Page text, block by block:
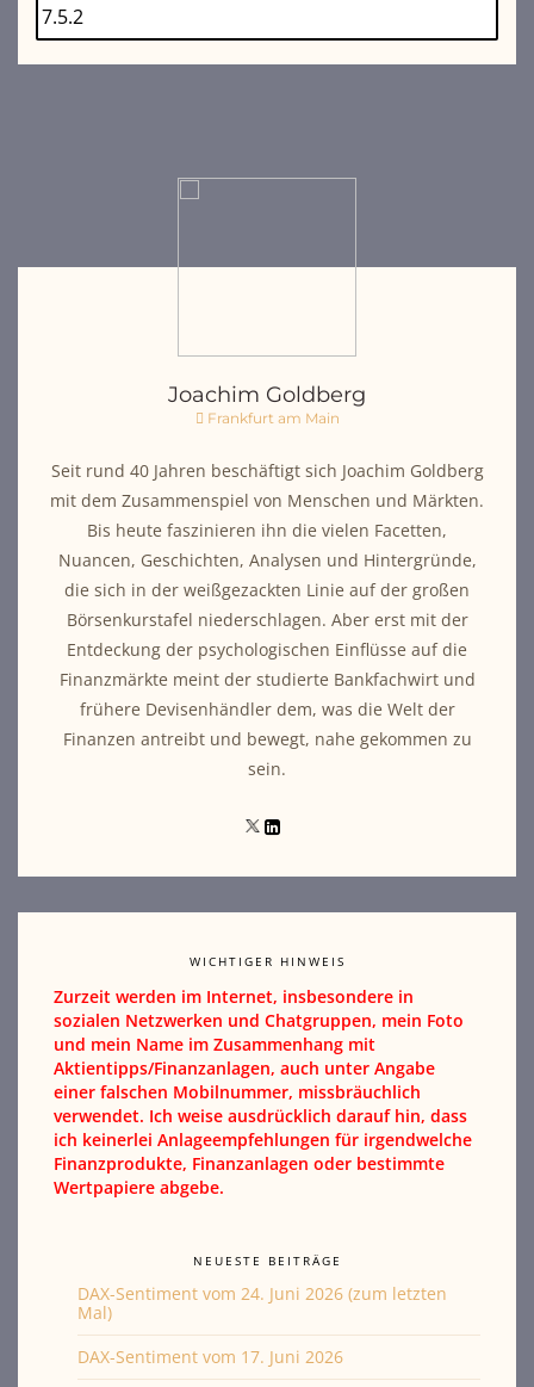
Joachim Goldberg
Frankfurt am Main
Seit rund 40 Jahren beschäftigt sich Joachim Goldberg
mit dem Zusammenspiel von Menschen und Märkten.
Bis heute faszinieren ihn die vielen Facetten,
Nuancen, Geschichten, Analysen und Hintergründe,
die sich in der weißgezackten Linie auf der großen
Börsenkurstafel niederschlagen. Aber erst mit der
Entdeckung der psychologischen Einflüsse auf die
Finanzmärkte meint der studierte Bankfachwirt und
frühere Devisenhändler dem, was die Welt der
Finanzen antreibt und bewegt, nahe gekommen zu
sein.
WICHTIGER HINWEIS
Zurzeit werden im Internet, insbesondere in
sozialen Netzwerken und Chatgruppen, mein Foto
und mein Name im Zusammenhang mit
Aktientipps/Finanzanlagen, auch unter Angabe
einer falschen Mobilnummer, missbräuchlich
verwendet. Ich weise ausdrücklich darauf hin, dass
ich keinerlei Anlageempfehlungen für irgendwelche
Finanzprodukte, Finanzanlagen oder bestimmte
Wertpapiere abgebe.
NEUESTE BEITRÄGE
DAX-Sentiment vom 24. Juni 2026 (zum letzten
Mal)
DAX-Sentiment vom 17. Juni 2026